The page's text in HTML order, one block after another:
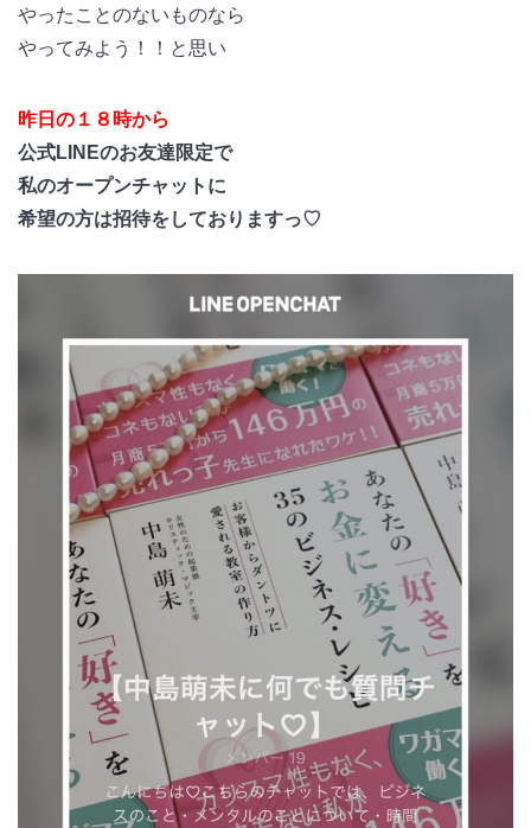
やったことのないものなら
やってみよう！！と思い
昨日の１８時から
公式LINEのお友達限定で
私のオープンチャットに
希望の方は招待をしておりますっ♡